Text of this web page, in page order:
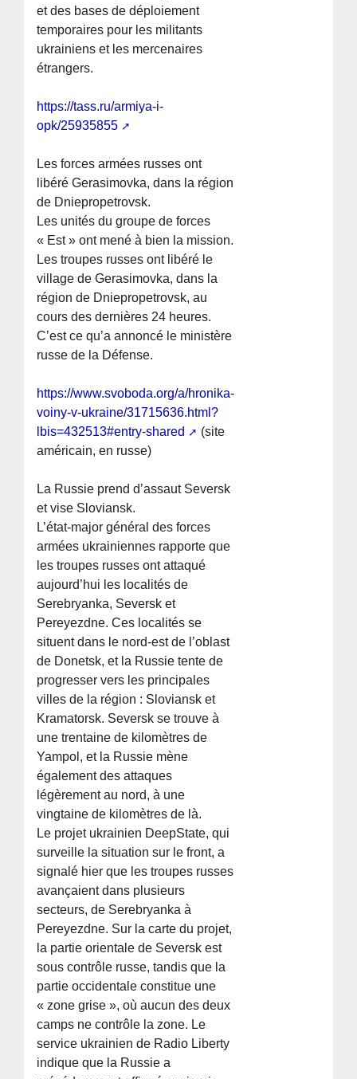
et des bases de déploiement
temporaires pour les militants
ukrainiens et les mercenaires
étrangers.
https://tass.ru/armiya-i-
opk/25935855
Les forces armées russes ont
libéré Gerasimovka, dans la région
de Dniepropetrovsk.
Les unités du groupe de forces
« Est » ont mené à bien la mission.
Les troupes russes ont libéré le
village de Gerasimovka, dans la
région de Dniepropetrovsk, au
cours des dernières 24 heures.
C’est ce qu’a annoncé le ministère
russe de la Défense.
https://www.svoboda.org/a/hronika-
voiny-v-ukraine/31715636.html?
lbis=432513#entry-shared
(site
américain, en russe)
La Russie prend d’assaut Seversk
et vise Sloviansk.
L’état-major général des forces
armées ukrainiennes rapporte que
les troupes russes ont attaqué
aujourd’hui les localités de
Serebryanka, Seversk et
Pereyezdne. Ces localités se
situent dans le nord-est de l’oblast
de Donetsk, et la Russie tente de
progresser vers les principales
villes de la région : Sloviansk et
Kramatorsk. Seversk se trouve à
une trentaine de kilomètres de
Yampol, et la Russie mène
également des attaques
légèrement au nord, à une
vingtaine de kilomètres de là.
Le projet ukrainien DeepState, qui
surveille la situation sur le front, a
signalé hier que les troupes russes
avançaient dans plusieurs
secteurs, de Serebryanka à
Pereyezdne. Sur la carte du projet,
la partie orientale de Seversk est
sous contrôle russe, tandis que la
partie occidentale constitue une
« zone grise », où aucun des deux
camps ne contrôle la zone. Le
service ukrainien de Radio Liberty
indique que la Russie a